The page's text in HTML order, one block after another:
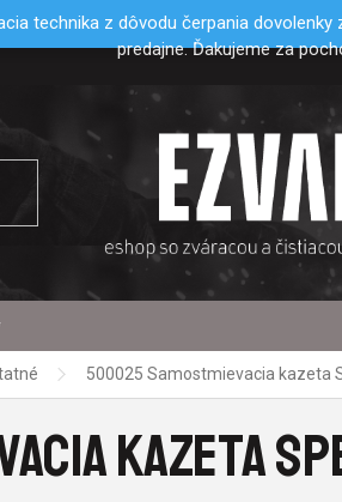
technika z dôvodu čerpania
predajne. Ďakujeme za
500025 Samostmievacia kazeta
KAZETA